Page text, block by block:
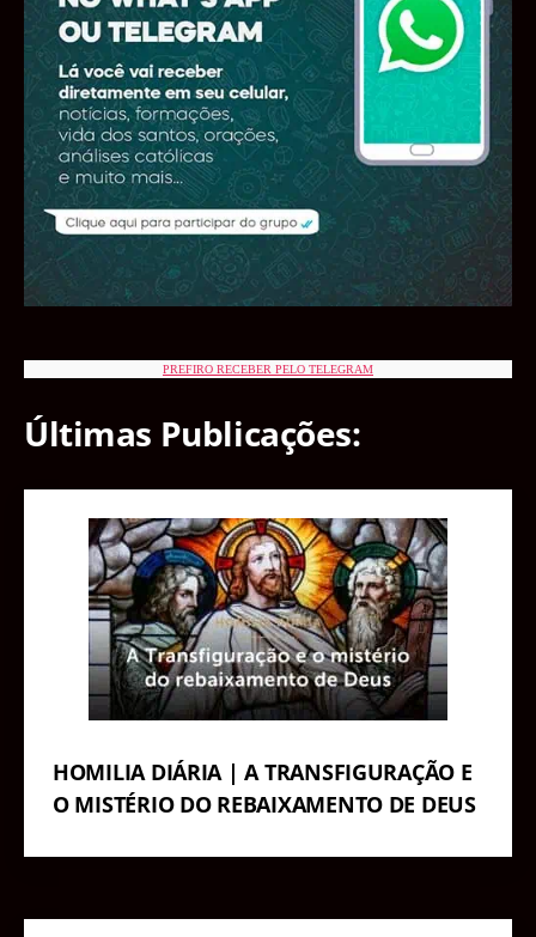
PREFIRO RECEBER PELO TELEGRAM
Últimas Publicações:
HOMILIA DIÁRIA | A TRANSFIGURAÇÃO E
O MISTÉRIO DO REBAIXAMENTO DE DEUS